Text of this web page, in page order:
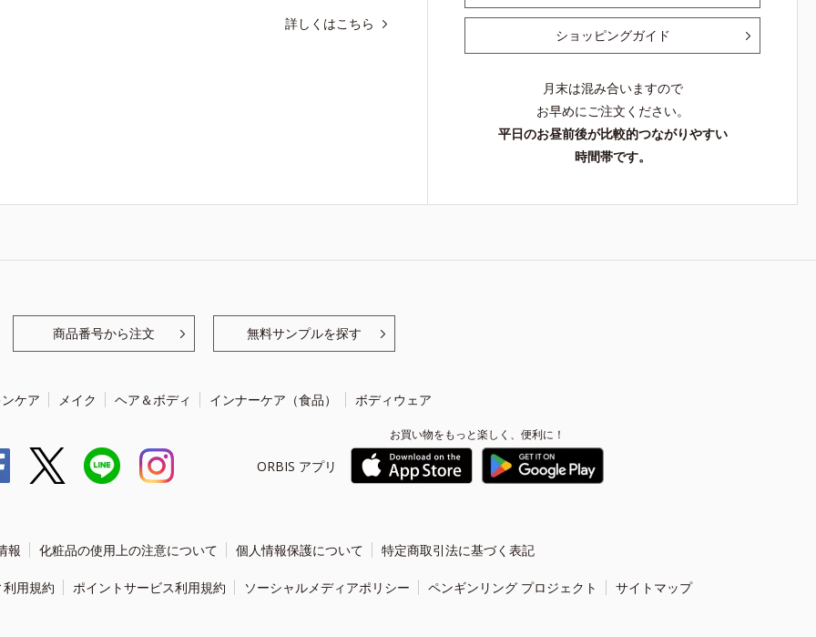
詳しくはこちら
ショッピングガイド
月末は混み合いますので
お早めにご注文ください。
平日のお昼前後が比較的つながりやすい
時間帯です。
商品番号から注文 無料サンプルを探す
ケア メイク ヘア＆ボディ インナーケア（食品） ボディウェア
ORBIS アプリ
お買い物をもっと楽しく、便利に！
報 化粧品の使用上の注意について 個人情報保護について 特定商取引法に基づく表記
用規約 ポイントサービス利用規約 ソーシャルメディアポリシー ペンギンリング プロジェクト サイトマップ